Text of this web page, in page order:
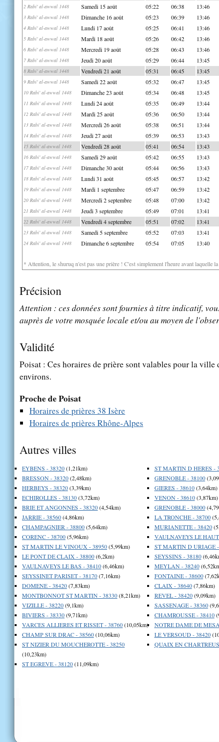
2 Rabi' al-awwal 1448 Samedi 15 août 05:22 06:38 13:46
3 Rabi' al-awwal 1448 Dimanche 16 août 05:23 06:39 13:46
4 Rabi' al-awwal 1448 Lundi 17 août 05:25 06:41 13:46
5 Rabi' al-awwal 1448 Mardi 18 août 05:26 06:42 13:46
6 Rabi' al-awwal 1448 Mercredi 19 août 05:28 06:43 13:46
7 Rabi' al-awwal 1448 Jeudi 20 août 05:29 06:44 13:45
8 Rabi' al-awwal 1448 Vendredi 21 août 05:31 06:45 13:45
9 Rabi' al-awwal 1448 Samedi 22 août 05:32 06:47 13:45
10 Rabi' al-awwal 1448 Dimanche 23 août 05:34 06:48 13:45
11 Rabi' al-awwal 1448 Lundi 24 août 05:35 06:49 13:44
12 Rabi' al-awwal 1448 Mardi 25 août 05:36 06:50 13:44
13 Rabi' al-awwal 1448 Mercredi 26 août 05:38 06:51 13:44
14 Rabi' al-awwal 1448 Jeudi 27 août 05:39 06:53 13:43
15 Rabi' al-awwal 1448 Vendredi 28 août 05:41 06:54 13:43
16 Rabi' al-awwal 1448 Samedi 29 août 05:42 06:55 13:43
17 Rabi' al-awwal 1448 Dimanche 30 août 05:44 06:56 13:43
18 Rabi' al-awwal 1448 Lundi 31 août 05:45 06:57 13:42
19 Rabi' al-awwal 1448 Mardi 1 septembre 05:47 06:59 13:42
20 Rabi' al-awwal 1448 Mercredi 2 septembre 05:48 07:00 13:42
21 Rabi' al-awwal 1448 Jeudi 3 septembre 05:49 07:01 13:41
22 Rabi' al-awwal 1448 Vendredi 4 septembre 05:51 07:02 13:41
23 Rabi' al-awwal 1448 Samedi 5 septembre 05:52 07:03 13:41
24 Rabi' al-awwal 1448 Dimanche 6 septembre 05:54 07:05 13:40
* Attention, le shuruq n'est pas une prière ! C'est simplement l'heure avant laquelle
Précision
Attention : ces données sont fournies à titre indicatif,
auprès de votre mosquée locale et/ou au moyen de
Validité
Poisat : Ces horaires de prière sont valables pour la ville
environs.
Proche de Poisat
Horaires de prières 38 Isère
Horaires de prières Rhône-Alpes
Autres villes
EYBENS - 38320(1,21km)
BRESSON - 38320(2,48km)
HERBEYS - 38320(3,39km)
ECHIROLLES - 38130(3,72km)
BRIE ET ANGONNES - 38320(4,54km)
JARRIE - 38560(4,86km)
CHAMPAGNIER - 38800(5,64km)
CORENC - 38700(5,96km)
ST MARTIN LE VINOUX - 38950(5,99km)
LE PONT DE CLAIX - 38800(6,2km)
VAULNAVEYS LE BAS - 38410(6,46km)
SEYSSINET PARISET - 38170(7,16km)
DOMENE - 38420(7,83km)
MONTBONNOT ST MARTIN - 38330(8,21km)
VIZILLE - 38220(9,1km)
BIVIERS - 38330(9,71km)
VARCES ALLIERES ET RISSET - 38760(10,05km)
CHAMP SUR DRAC - 38560(10,06km)
ST NIZIER DU MOUCHEROTTE - 38250
(10,23km)
ST EGREVE - 38120(11,09km)
ST MARTIN D HERES -
GRENOBLE - 38100
GIERES - 38610(3,64km)
VENON - 38610(3,87km)
GRENOBLE - 38000
LA TRONCHE - 38700
MURIANETTE - 38420
VAULNAVEYS LE
ST MARTIN D URIAGE
SEYSSINS - 38180
MEYLAN - 38240
FONTAINE - 38600
CLAIX - 38640(7,86km)
REVEL - 38420(9,09km)
SASSENAGE - 38360
CHAMROUSSE - 38410
NOTRE DAME DE
LE VERSOUD - 38420
QUAIX EN